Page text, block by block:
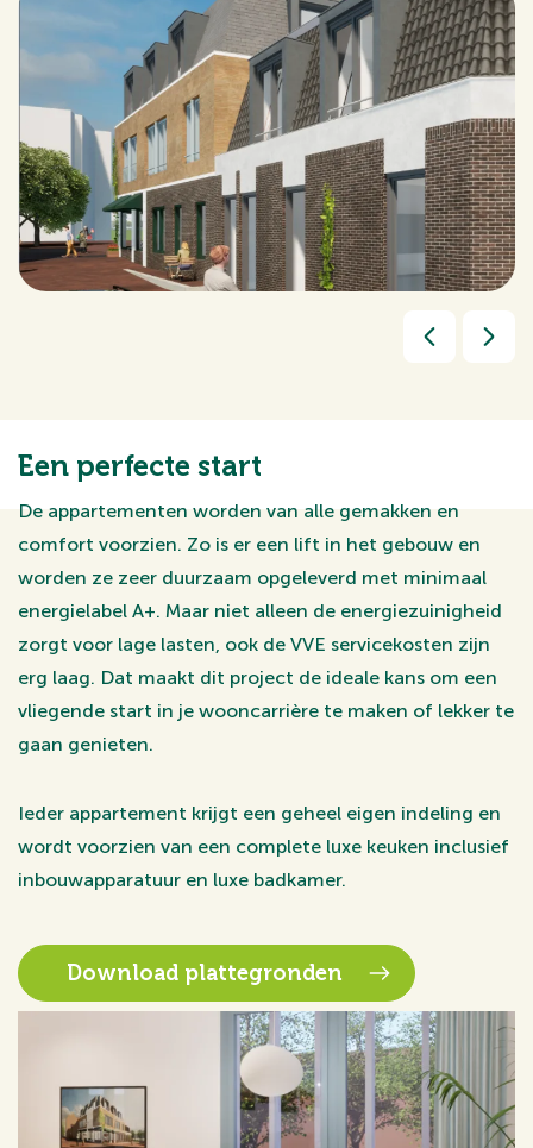
Een perfecte start
De appartementen worden van alle gemakken en
comfort voorzien. Zo is er een lift in het gebouw en
worden ze zeer duurzaam opgeleverd met minimaal
energielabel A+. Maar niet alleen de energiezuinigheid
zorgt voor lage lasten, ook de VVE servicekosten zijn
erg laag. Dat maakt dit project de ideale kans om een
vliegende start in je wooncarrière te maken of lekker te
gaan genieten.
Ieder appartement krijgt een geheel eigen indeling en
wordt voorzien van een complete luxe keuken inclusief
inbouwapparatuur en luxe badkamer.
Download plattegronden